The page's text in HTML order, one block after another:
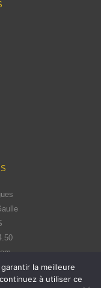
la meilleure
à utiliser ce